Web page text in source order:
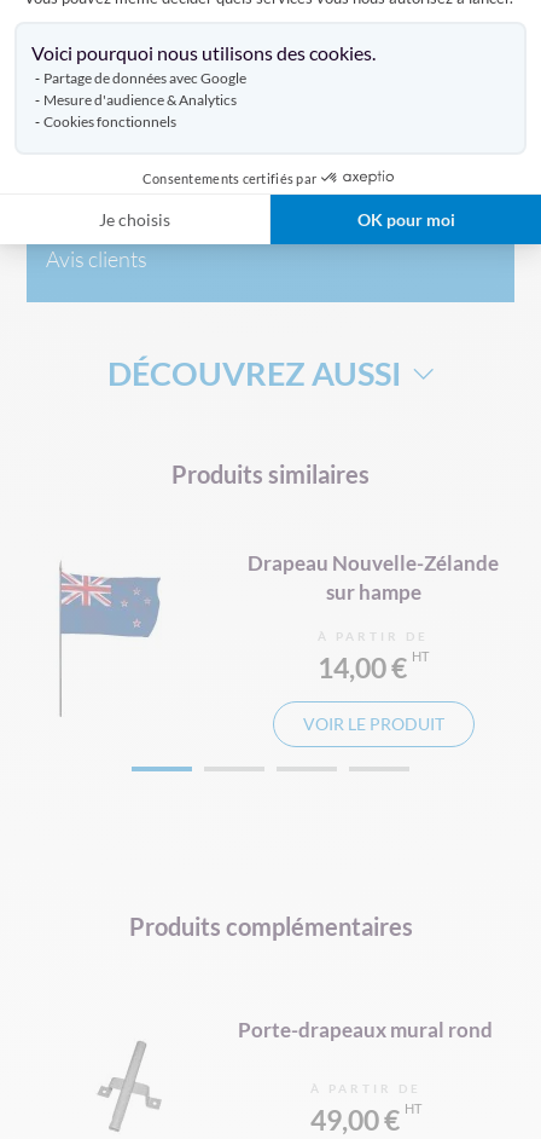
Voici pourquoi nous utilisons des cookies.
Partage de données avec Google
Mesure d'audience & Analytics
Cookies fonctionnels
Consentements certifiés par
Je choisis OK pour moi
Caractéristiques
Avis clients
DÉCOUVREZ AUSSI
Produits similaires
Drapeau Nouvelle-Zélande
sur hampe
À PARTIR DE
14,00 €
VOIR LE PRODUIT
Produits complémentaires
Porte-drapeaux mural rond
À PARTIR DE
49,00 €